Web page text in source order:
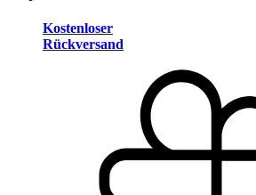
Kostenloser
Rückversand